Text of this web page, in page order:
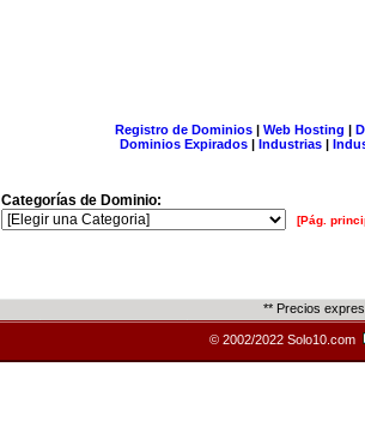
Registro de Dominios| Web Hosting |
Dominios Expirados | Industrias |
Categorías de Dominio:
[Pág.
** Precios
© 2002/2022 Solo10.com